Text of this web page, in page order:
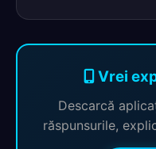
Vrei
Descarcă
răspunsurile,